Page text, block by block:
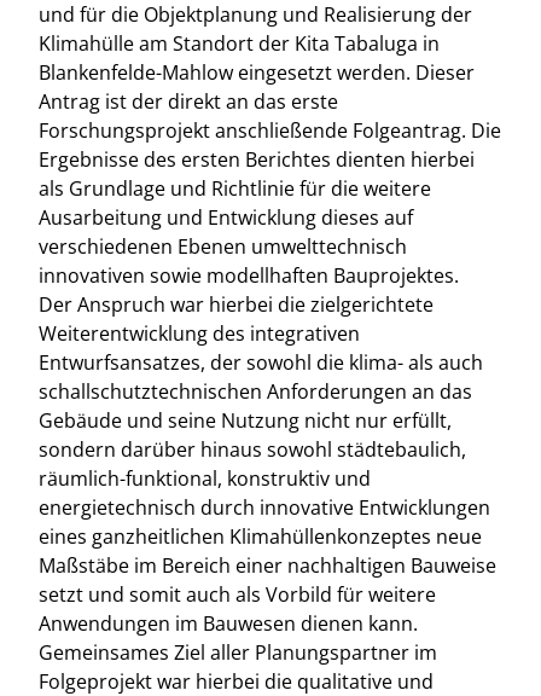
und für die Objektplanung und Realisierung der
Klimahülle am Standort der Kita Tabaluga in
Blankenfelde-Mahlow eingesetzt werden. Dieser
Antrag ist der direkt an das erste
Forschungsprojekt anschließende Folgeantrag. Die
Ergebnisse des ersten Berichtes dienten hierbei
als Grundlage und Richtlinie für die weitere
Ausarbeitung und Entwicklung dieses auf
verschiedenen Ebenen umwelttechnisch
innovativen sowie modellhaften Bauprojektes.
Der Anspruch war hierbei die zielgerichtete
Weiterentwicklung des integrativen
Entwurfsansatzes, der sowohl die klima- als auch
schallschutztechnischen Anforderungen an das
Gebäude und seine Nutzung nicht nur erfüllt,
sondern darüber hinaus sowohl städtebaulich,
räumlich-funktional, konstruktiv und
energietechnisch durch innovative Entwicklungen
eines ganzheitlichen Klimahüllenkonzeptes neue
Maßstäbe im Bereich einer nachhaltigen Bauweise
setzt und somit auch als Vorbild für weitere
Anwendungen im Bauwesen dienen kann.
Gemeinsames Ziel aller Planungspartner im
Folgeprojekt war hierbei die qualitative und